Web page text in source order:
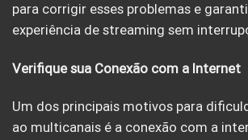
para corrigir esses problemas e
experiência de streaming sem
Verifique sua Conexão com a Internet
Um dos principais motivos para
ao multicanais é a conexão com a